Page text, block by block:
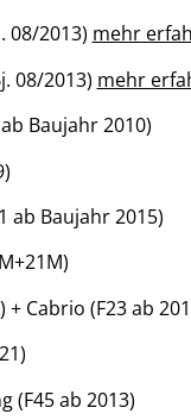
08/2013) mehr
08/2013) mehr
Baujahr 2010)
ab Baujahr 2015)
Cabrio (F23 ab
(F45 ab 2013)